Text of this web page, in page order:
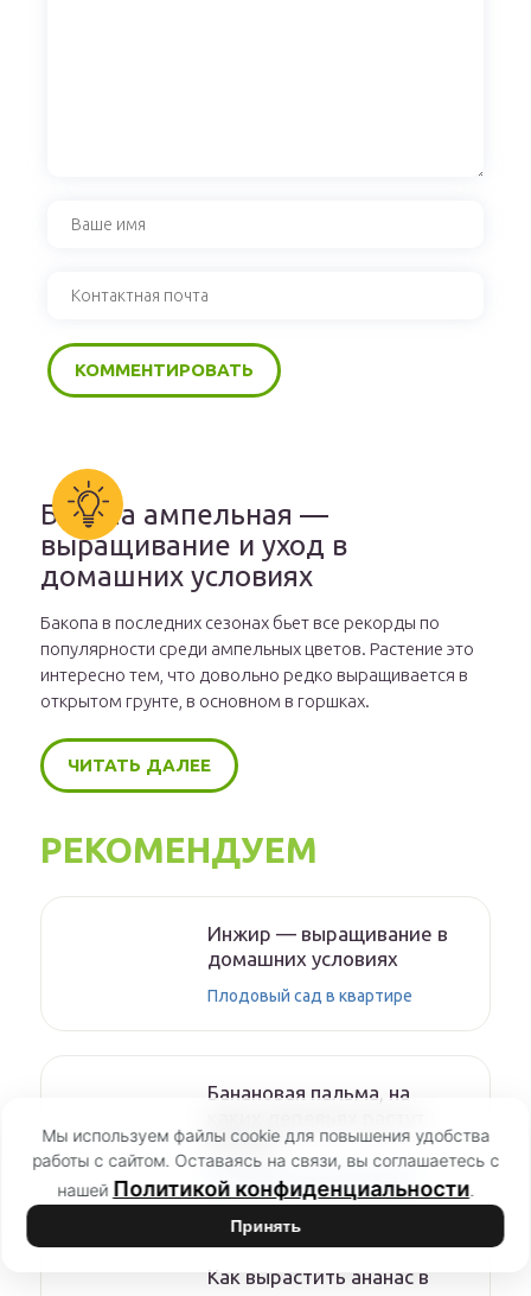
Бакопа ампельная —
выращивание и уход в
домашних условиях
Бакопа в последних сезонах бьет все рекорды по
популярности среди ампельных цветов. Растение это
интересно тем, что довольно редко выращивается в
открытом грунте, в основном в горшках.
ЧИТАТЬ ДАЛЕЕ
РЕКОМЕНДУЕМ
Инжир — выращивание в
домашних условиях
Плодовый сад в квартире
Банановая пальма, на
бананы
Плодовый сад в квартире
Как вырастить ананас в
Мы используем файлы cookie для повышения удобства
работы с сайтом. Оставаясь на связи, вы соглашаетесь с
нашей Политикой конфиденциальности.
Принять